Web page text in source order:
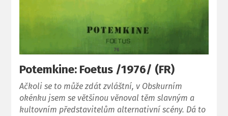
Potemkine: Foetus /1976/ (FR)
Ačkoli se to může zdát zvláštní, v Obskurním
okénku jsem se většinou věnoval těm slavným a
kultovním představitelům alternativní scény. Dá to